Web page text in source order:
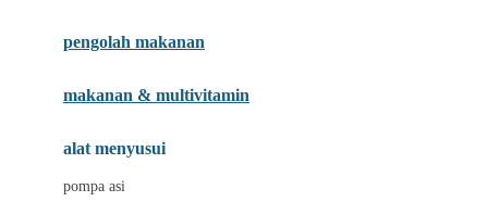
Joolz
pengolah makanan
makanan & multivitamin
alat menyusui
pompa asi